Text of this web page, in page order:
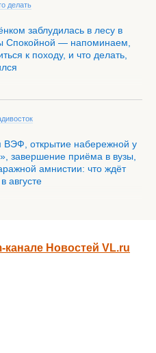
делать
заблудилась в лесу в
Спокойной — напоминаем,
к походу, и что делать,
ВЭФ, открытие набережной у
завершение приёма в вузы,
амнистии: что ждёт
августе
Новостей VL.ru